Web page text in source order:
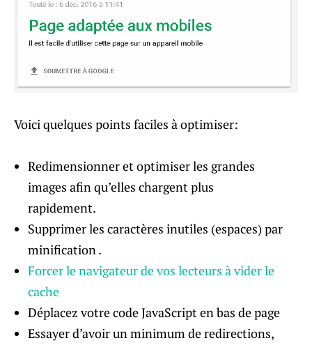
Voici quelques points faciles à optimiser:
Redimensionner et optimiser les grandes
images afin qu’elles chargent plus
rapidement.
Supprimer les caractères inutiles (espaces) par
minification .
Forcer le navigateur de vos lecteurs à vider le
cache
Déplacez votre code JavaScript en bas de page
Essayer d’avoir un minimum de redirections,